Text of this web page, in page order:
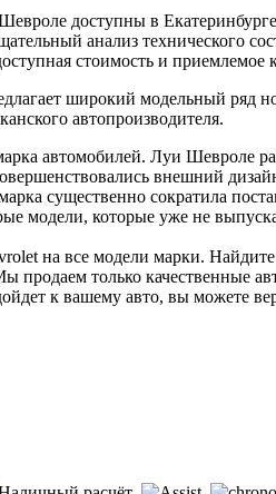
доступны в
анализ технического
стоимость и приемлемое
широкий модельный ряд
автопроизводителя.
автомобилей. Луи Шевроле
внешний
существенно сократила
модели, которые уже не
на все модели марки.
продаем только качественные
к вашему авто, вы можете